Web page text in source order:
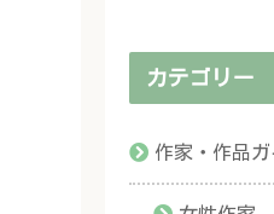
カテゴリー
作家・作品ガ